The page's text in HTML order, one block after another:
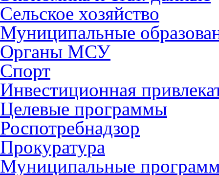
Сельское хозяйство
Муниципальные
Органы МСУ
Спорт
Инвестиционная
Целевые программы
Роспотребнадзор
Прокуратура
Муниципальные